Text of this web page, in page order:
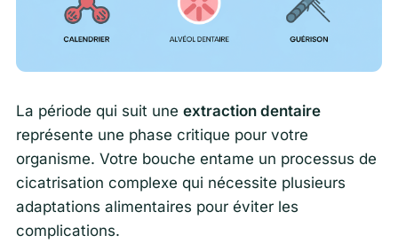
La période qui suit une extraction dentaire
représente une phase critique pour votre
organisme. Votre bouche entame un processus de
cicatrisation complexe qui nécessite plusieurs
adaptations alimentaires pour éviter les
complications.